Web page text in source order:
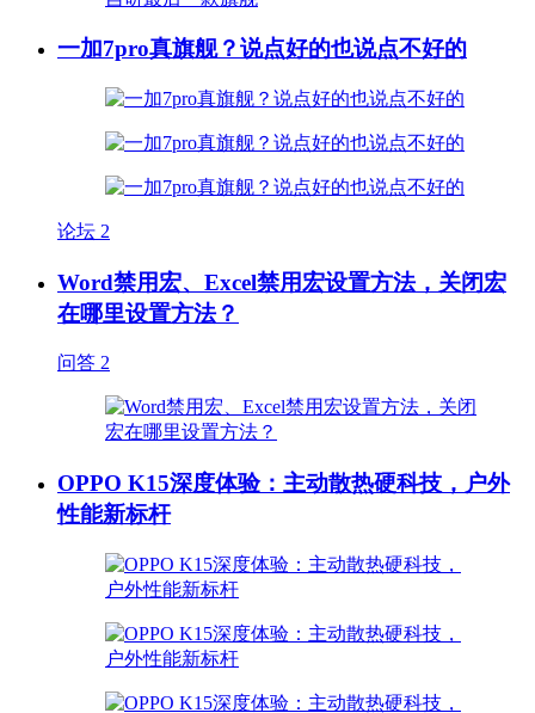
一加7pro真旗舰？说点好的也说点不好的
论坛 2
Word禁用宏、Excel禁用宏设置方法，关闭宏
在哪里设置方法？
问答 2
OPPO K15深度体验：主动散热硬科技，户外
性能新标杆